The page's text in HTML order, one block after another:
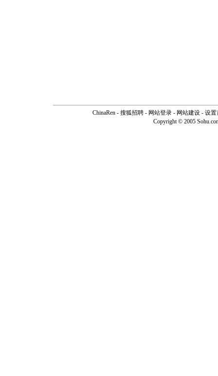
ChinaRen - 搜狐招聘 - 网站登录 - 网站建设 - 设置
Copyright © 2005